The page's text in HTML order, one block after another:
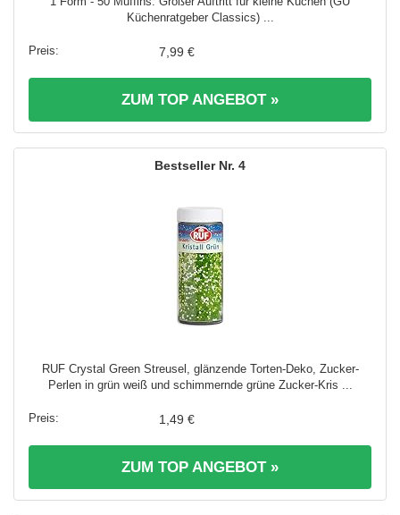
Küchenratgeber Classics) ...
7,99 €
ZUM TOP ANGEBOT »
4
RUF Crystal Green Streusel, glänzende Torten-Deko, Zucker-
Perlen in grün weiß und schimmernde grüne Zucker-Kris ...
1,49 €
ZUM TOP ANGEBOT »